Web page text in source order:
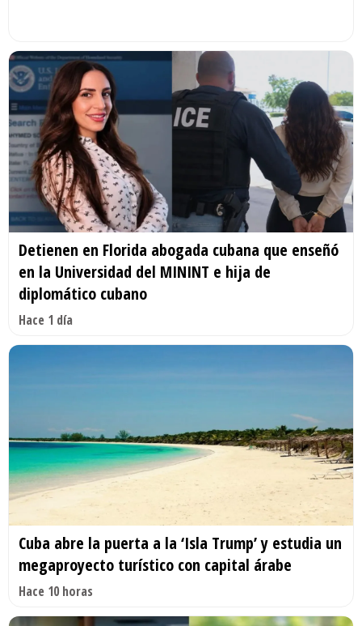
Detienen en Florida abogada cubana que enseñó
en la Universidad del MININT e hija de
diplomático cubano
Hace 1 día
Cuba abre la puerta a la ‘Isla Trump’ y estudia un
megaproyecto turístico con capital árabe
Hace 10 horas